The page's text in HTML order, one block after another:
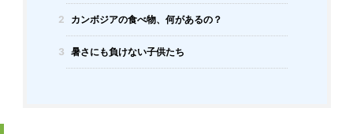
2 カンボジアの食べ物、何があるの？
3 暑さにも負けない子供たち